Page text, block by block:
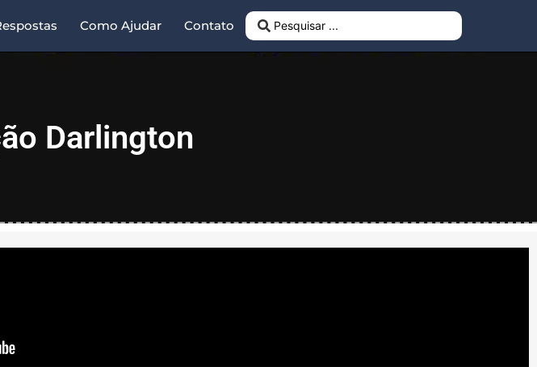
Como Ajudar Contato
Darlington